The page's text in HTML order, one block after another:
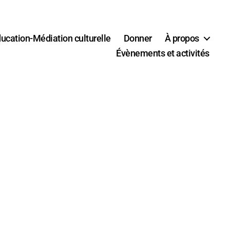
Médiation culturelle Donner
À propos
Évènements et activités